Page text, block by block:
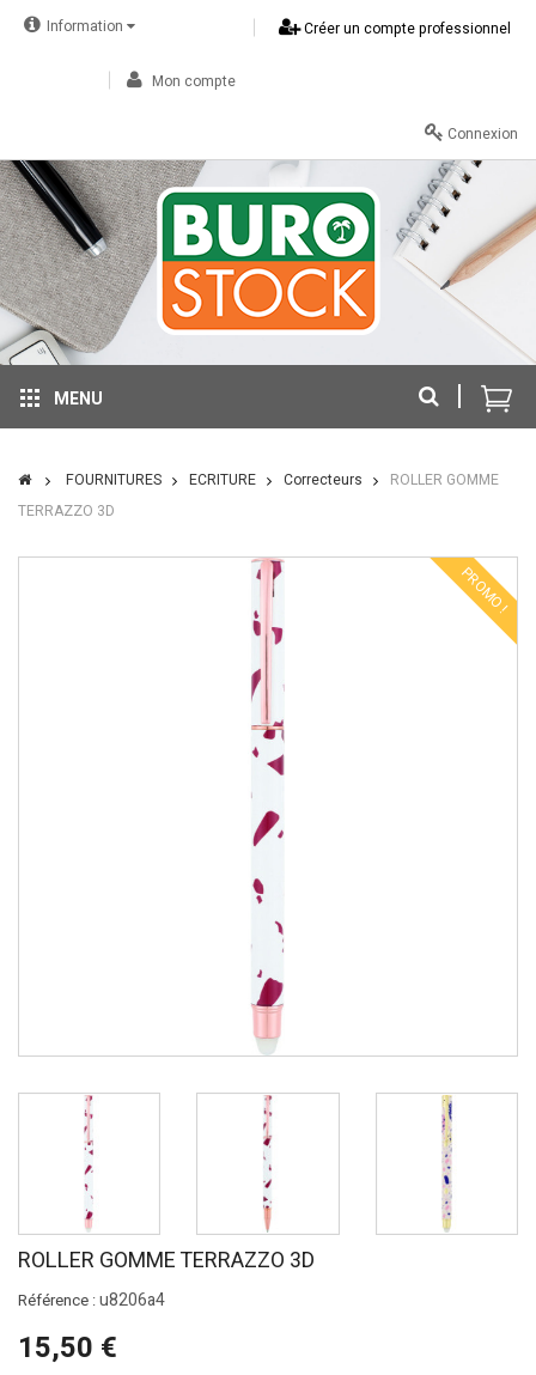
Information Créer un compte professionnel
Mon compte
Connexion
MENU
FOURNITURES ECRITURE Correcteurs
ROLLER GOMME
TERRAZZO 3D
PROMO !
ROLLER GOMME TERRAZZO 3D
Référence :u8206a4
15,50 €